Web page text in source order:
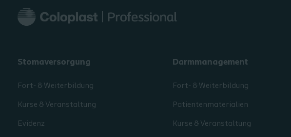
Stomaversorgung
Fort- & Weiterbildung
Kurse & Veranstaltung
Evidenz
Darmmanagement
Fort- & Weiterbildung
Patientenmaterialien
Kurse & Veranstaltung